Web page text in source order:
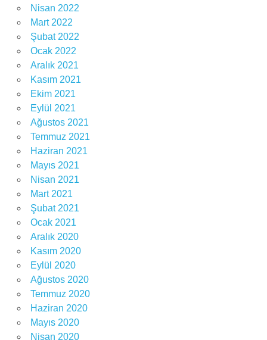
Nisan 2022
Mart 2022
Şubat 2022
Ocak 2022
Aralık 2021
Kasım 2021
Ekim 2021
Eylül 2021
Ağustos 2021
Temmuz 2021
Haziran 2021
Mayıs 2021
Nisan 2021
Mart 2021
Şubat 2021
Ocak 2021
Aralık 2020
Kasım 2020
Eylül 2020
Ağustos 2020
Temmuz 2020
Haziran 2020
Mayıs 2020
Nisan 2020